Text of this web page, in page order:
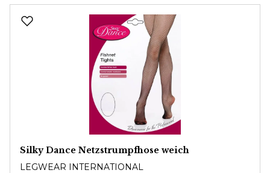
Silky Dance Netzstrumpfhose weich
LEGWEAR INTERNATIONAL